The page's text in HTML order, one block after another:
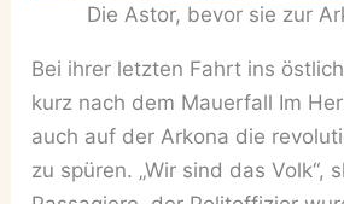
Die Astor, bevor sie zur
Bei ihrer letzten Fahrt ins
kurz nach dem Mauerfall Im
auch auf der Arkona die
zu spüren. „Wir sind das Volk“,